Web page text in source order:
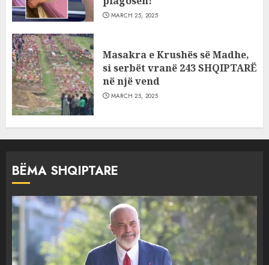
MARCH 25, 2025
Masakra e Krushës së Madhe,
si serbët vranë 243 SHQIPTARË
në një vend
MARCH 25, 2025
BËMA SHQIPTARE